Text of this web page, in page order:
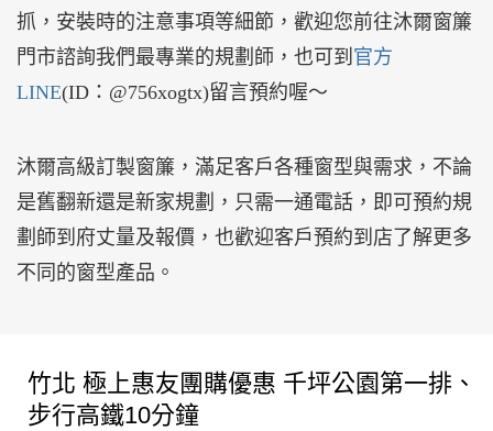
抓，安裝時的注意事項等細節，歡迎您前往沐爾窗簾
門市諮詢我們最專業的規劃師，也可到 官方
LINE(ID：@756xogtx)留言預約喔～
沐爾高級訂製窗簾，滿足客戶各種窗型與需求，不論
是舊翻新還是新家規劃，只需一通電話，即可預約規
劃師到府丈量及報價，也歡迎客戶預約到店了解更多
不同的窗型產品。
竹北 極上惠友團購優惠 千坪公園第一排、
步行高鐵10分鐘